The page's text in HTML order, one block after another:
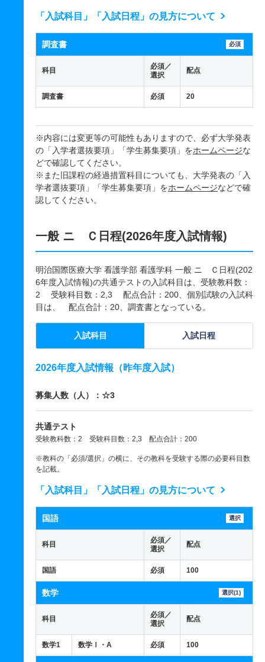
「入試科目」「入試日程」の見方について
調査書 必須
科目
必須／
選択
配点
調査書 必須 20
※内容には変更等の可能性もありますので、必ず大学発表
の「入学者選抜要項」「学生募集要項」をホームページな
どで確認してください。
※また旧課程の経過措置科目についても、大学発表の「入
学者選抜要項」「学生募集要項」をホームページなどで確
認してください。
一般 ニ Ｃ日程(2026年度入試情報)
明治国際医療大学 看護学部 看護学科 一般 ニ Ｃ日程(202
6年度入試情報)の共通テストの入試科目は、受験教科数：
2 受験科目数：2,3 配点合計：200、個別試験の入試科
目は、 配点合計：20、調査書となっている。
入試科目 入試日程
2026年度入試情報（昨年度入試）
募集人数（人）：☆3
共通テスト
受験教科数：2 受験科目数：2,3 配点合計：200
※教科の「必須/選択」の横に、その教科を受験する際の必要科目数
を記載。
「入試科目」「入試日程」の見方について
国語 選択
科目
必須／
選択
配点
国語 必須 100
数学 選択(1)
科目
必須／
選択
配点
数学1 数学Ⅰ・A 必須 100